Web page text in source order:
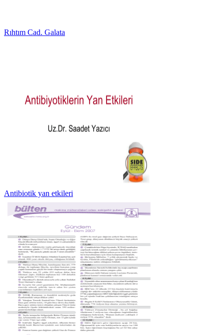
Rıhtım Cad. Galata
Antibiotik yan etkileri